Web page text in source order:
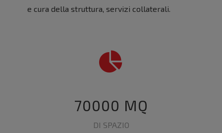
e cura della struttura, servizi collaterali.
70000 MQ
DI SPAZIO